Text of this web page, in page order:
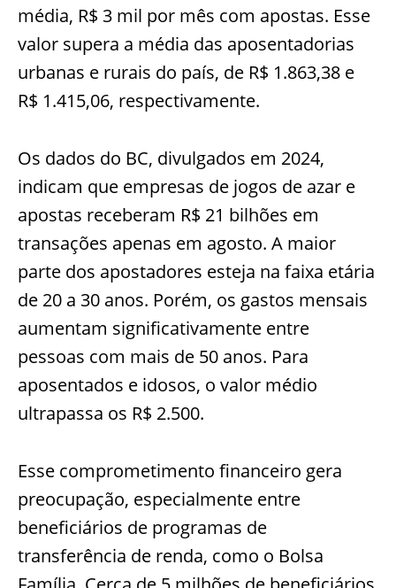
média, R$ 3 mil por mês com apostas. Esse
valor supera a média das aposentadorias
urbanas e rurais do país, de R$ 1.863,38 e
R$ 1.415,06, respectivamente.
Os dados do BC, divulgados em 2024,
indicam que empresas de jogos de azar e
apostas receberam R$ 21 bilhões em
transações apenas em agosto. A maior
parte dos apostadores esteja na faixa etária
de 20 a 30 anos. Porém, os gastos mensais
aumentam significativamente entre
pessoas com mais de 50 anos. Para
aposentados e idosos, o valor médio
ultrapassa os R$ 2.500.
Esse comprometimento financeiro gera
preocupação, especialmente entre
beneficiários de programas de
transferência de renda, como o Bolsa